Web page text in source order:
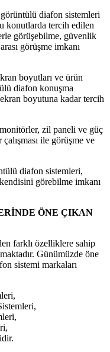
diafon sistemleri
konutlarda tercih edilen
görüşebilme, güvenlik
görüşme imkanı
boyutları ve ürün
diafon konuşma
boyutuna kadar tercih
zil paneli ve güç
ile görüşme ve
diafon sistemleri,
görebilme imkanı
ÖNE ÇIKAN
farklı özelliklere sahip
Günümüzde öne
sistemi markaları